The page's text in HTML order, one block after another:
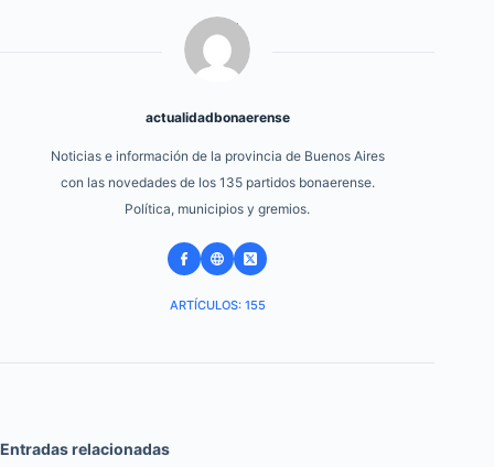
actualidadbonaerense
Noticias e información de la provincia de Buenos Aires
con las novedades de los 135 partidos bonaerense.
Política, municipios y gremios.
ARTÍCULOS: 155
Entradas relacionadas